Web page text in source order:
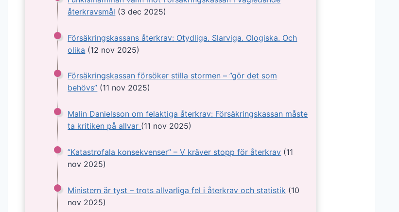
återkravsmål (3 dec 2025)
Försäkringskassans återkrav: Otydliga. Slarviga. Ologiska. Och
olika (12 nov 2025)
Försäkringskassan försöker stilla stormen – ”gör det som
behövs” (11 nov 2025)
Malin Danielsson om felaktiga återkrav: Försäkringskassan måste
ta kritiken på allvar (11 nov 2025)
”Katastrofala konsekvenser” – V kräver stopp för återkrav (11
nov 2025)
Ministern är tyst – trots allvarliga fel i återkrav och statistik (10
nov 2025)